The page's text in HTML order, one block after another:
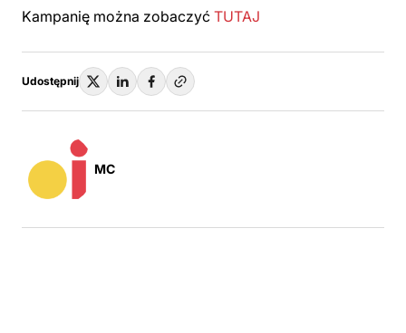
Kampanię można zobaczyć TUTAJ
Udostępnij
MC